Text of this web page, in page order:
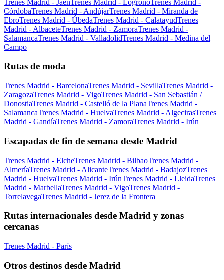
CórdobaTrenes Madrid - AndújarTrenes Madrid - Miranda de
EbroTrenes Madrid - ÚbedaTrenes Madrid - CalatayudTrenes
Madrid - AlbaceteTrenes Madrid - ZamoraTrenes Madrid -
SalamancaTrenes Madrid - ValladolidTrenes Madrid - Medina del
Campo
Rutas de moda
Trenes Madrid - BarcelonaTrenes Madrid - SevillaTrenes Madrid -
ZaragozaTrenes Madrid - VigoTrenes Madrid - San Sebastián /
DonostiaTrenes Madrid - Castelló de la PlanaTrenes Madrid -
SalamancaTrenes Madrid - HuelvaTrenes Madrid - AlgecirasTrenes
Madrid - GandíaTrenes Madrid - ZamoraTrenes Madrid - Irún
Escapadas de fin de semana desde Madrid
Trenes Madrid - ElcheTrenes Madrid - BilbaoTrenes Madrid -
AlmeríaTrenes Madrid - AlicanteTrenes Madrid - BadajozTrenes
Madrid - HuelvaTrenes Madrid - IrúnTrenes Madrid - LleidaTrenes
Madrid - MarbellaTrenes Madrid - VigoTrenes Madrid -
TorrelavegaTrenes Madrid - Jerez de la Frontera
Rutas internacionales desde Madrid y zonas
cercanas
Trenes Madrid - París
Otros destinos desde Madrid